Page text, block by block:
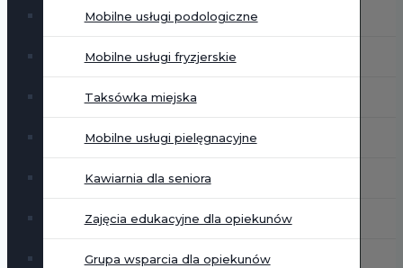
Mobilne usługi podologiczne
Mobilne usługi fryzjerskie
Taksówka miejska
Mobilne usługi pielęgnacyjne
Kawiarnia dla seniora
Zajęcia edukacyjne dla opiekunów
Grupa wsparcia dla opiekunów